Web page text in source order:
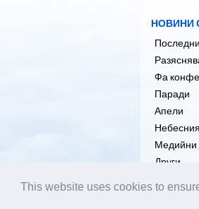
НОВИНИ
Фа
Паради
Апели
Медийни
Други
This website uses cookies to